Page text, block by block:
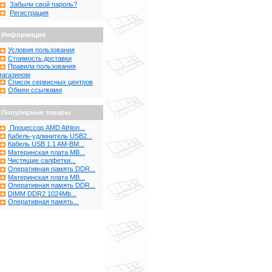
Забыли свой пароль?
Регистрация
Информация
Условия пользования
Стоимость доставки
Правила пользования
Список сервисных центров
Обмен ссылками
Популярные товары
Процессор AMD Athlon...
Кабель-удлинитель USB2...
Кабель USB 1.1 AM-BM...
Материнская плата MB...
Чистящие салфетки...
Оперативная память DDR...
Материнская плата MB...
Оперативная память DDR...
DIMM DDR2 1024Mb...
Оперативная память...